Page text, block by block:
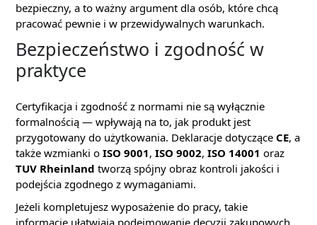
bezpieczny, a to ważny argument dla osób, które chcą
pracować pewnie i w przewidywalnych warunkach.
Bezpieczeństwo i zgodność w
praktyce
Certyfikacja i zgodność z normami nie są wyłącznie
formalnością — wpływają na to, jak produkt jest
przygotowany do użytkowania. Deklaracje dotyczące CE, a
także wzmianki o ISO 9001, ISO 9002, ISO 14001 oraz
TUV Rheinland tworzą spójny obraz kontroli jakości i
podejścia zgodnego z wymaganiami.
Jeżeli kompletujesz wyposażenie do pracy, takie
informacje ułatwiają podejmowanie decyzji zakupowych.